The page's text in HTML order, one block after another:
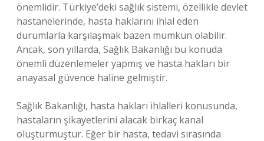
önemlidir. Türkiye’deki sağlık sistemi, özellikle devlet
hastanelerinde, hasta haklarını ihlal eden
durumlarla karşılaşmak bazen mümkün olabilir.
Ancak, son yıllarda, Sağlık Bakanlığı bu konuda
önemli düzenlemeler yapmış ve hasta hakları bir
anayasal güvence haline gelmiştir.
Sağlık Bakanlığı, hasta hakları ihlalleri konusunda,
hastaların şikayetlerini alacak birkaç kanal
oluşturmuştur. Eğer bir hasta, tedavi sırasında